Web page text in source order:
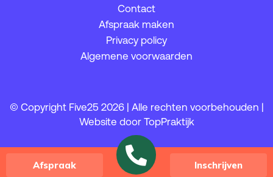
Contact
Afspraak maken
Privacy policy
Algemene voorwaarden
© Copyright Five25 2026 | Alle rechten voorbehouden |
Website door TopPraktijk
Afspraak Inschrijven